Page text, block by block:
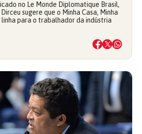
no Le Monde Diplomatique Brasil,
sugere que o Minha Casa, Minha
linha para o trabalhador da indústria